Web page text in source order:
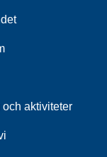
aktiviteter